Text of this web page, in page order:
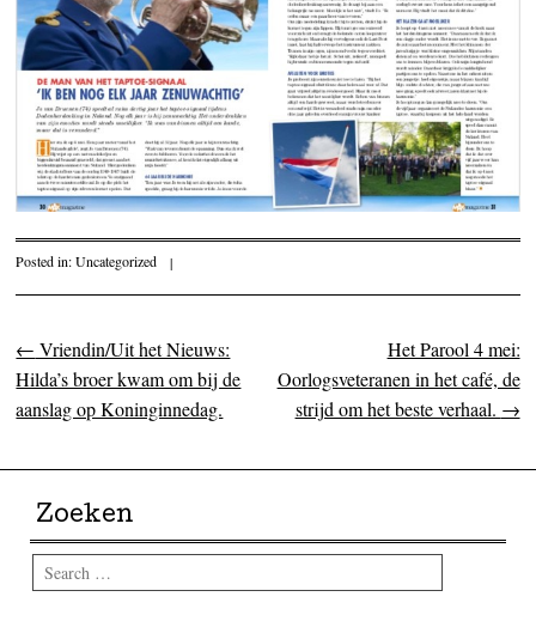
Posted in:Uncategorized |
Post navigation
← Vriendin/Uit het Nieuws:
Hilda’s broer kwam om bij de
aanslag op Koninginnedag.
Het Parool 4 mei:
Oorlogsveteranen in het café, de
strijd om het beste verhaal. →
Zoeken
Search